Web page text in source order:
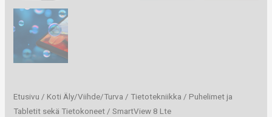
Etusivu / Koti Äly/Viihde/Turva /Tietotekniikka / Puhelimet ja
Tabletit sekä Tietokoneet / SmartView 8 Lte